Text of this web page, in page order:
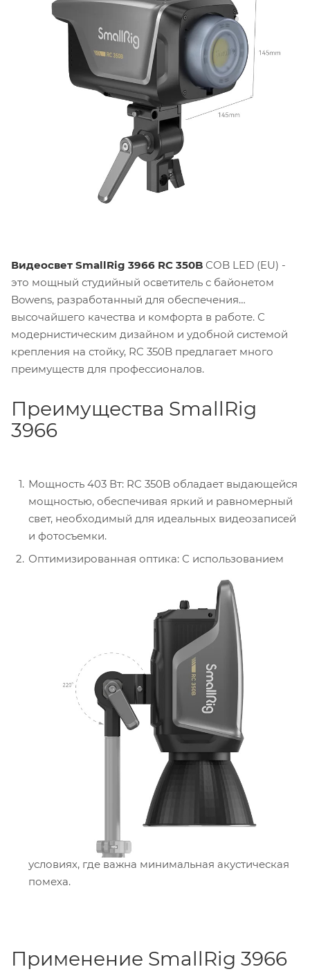
Видеосвет SmallRig 3966 RC 350B COB LED (EU) -
это мощный студийный осветитель с байонетом
Bowens, разработанный для обеспечения
высочайшего качества и комфорта в работе. С
модернистическим дизайном и удобной системой
крепления на стойку, RC 350B предлагает много
преимуществ для профессионалов.
Преимущества SmallRig
3966
Мощность 403 Вт: RC 350B обладает выдающейся
мощностью, обеспечивая яркий и равномерный
свет, необходимый для идеальных видеозаписей
и фотосъемки.
Оптимизированная оптика: С использованием
предоставляет качественный свет с
минимальным энергопотреблением, на 35% ярче
по сравнению с аналогичными моделями.
Дистанционное управление: С возможностью
управления через мобильное приложение
SmallGoGo на расстоянии до 100 метров, вы
сможете настраивать осветление с удобством.
Также есть возможность регулировать
параметры на задней панели или с
использованием дистанционного пульта
Бесшумная работа: Новая интеллектуальная
система активного охлаждения обеспечивает
работу с уровнем шума всего 28 дБ, что
идеально подходит для использования в
условиях, где важна минимальная акустическая
помеха.
Применение SmallRig 3966